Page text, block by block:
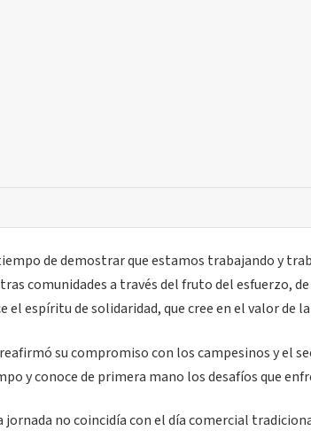
de demostrar que estamos trabajando y
comunidades a través del fruto del esfuerzo,
el espíritu de solidaridad, que cree en el valor de
su compromiso con los campesinos y el
y conoce de primera mano los desafíos que
jornada no coincidía con el día comercial